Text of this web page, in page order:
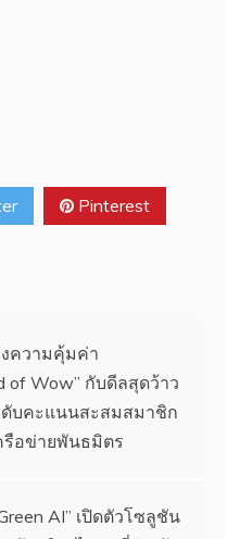
Pinterest
ความคุ้มค่า
of Wow” กับดีลสุดว้าว
ดับคะแนนสะสมสมาชิก
อข่ายพันธมิตร
AI” เปิดตัวโซลูชัน